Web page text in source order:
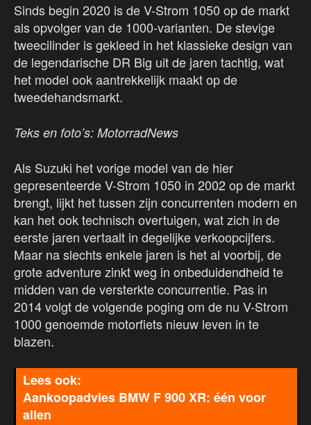
Sinds begin 2020 is de V-Strom 1050 op de markt
als opvolger van de 1000-varianten. De stevige
tweecilinder is gekleed in het klassieke design van
de legendarische DR Big uit de jaren tachtig, wat
het model ook aantrekkelijk maakt op de
tweedehandsmarkt.
Teks en foto’s: MotorradNews
Als Suzuki het vorige model van de hier
gepresenteerde V-Strom 1050 in 2002 op de markt
brengt, lijkt het tussen zijn concurrenten modern en
kan het ook technisch overtuigen, wat zich in de
eerste jaren vertaalt in degelijke verkoopcijfers.
Maar na slechts enkele jaren is het al voorbij, de
grote adventure zinkt weg in onbeduidendheid te
midden van de versterkte concurrentie. Pas in
2014 volgt de volgende poging om de nu V-Strom
1000 genoemde motorfiets nieuw leven in te
blazen.
Aankoopadvies BMW F 900 XR: één voor
allen